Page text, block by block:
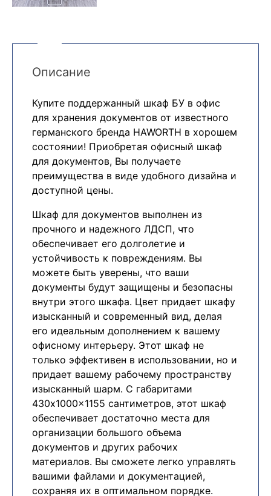
Описание
Купите поддержанный шкаф БУ в офис
для хранения документов от известного
германского бренда HAWORTH в хорошем
состоянии! Приобретая офисный шкаф
для документов, Вы получаете
преимущества в виде удобного дизайна и
доступной цены.
Шкаф для документов выполнен из
прочного и надежного ЛДСП, что
обеспечивает его долголетие и
устойчивость к повреждениям. Вы
можете быть уверены, что ваши
документы будут защищены и безопасны
внутри этого шкафа. Цвет придает шкафу
изысканный и современный вид, делая
его идеальным дополнением к вашему
офисному интерьеру. Этот шкаф не
только эффективен в использовании, но и
придает вашему рабочему пространству
изысканный шарм. С габаритами
430x1000x1155 сантиметров, этот шкаф
обеспечивает достаточно места для
организации большого объема
документов и других рабочих
материалов. Вы сможете легко управлять
вашими файлами и документацией,
сохраняя их в оптимальном порядке.